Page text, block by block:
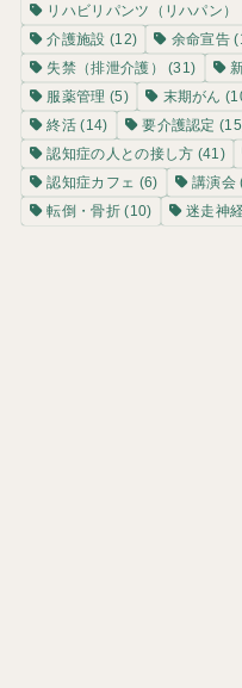
リハビリパンツ（リハパン）
介護施設 (12) 余命宣告
失禁（排泄介護）
(31)
服薬管理 (5) 末期がん
終活 (14) 要介護認定
認知症の人との接し方 (41)
認知症カフェ (6) 講演会
転倒・骨折(10) 迷走神